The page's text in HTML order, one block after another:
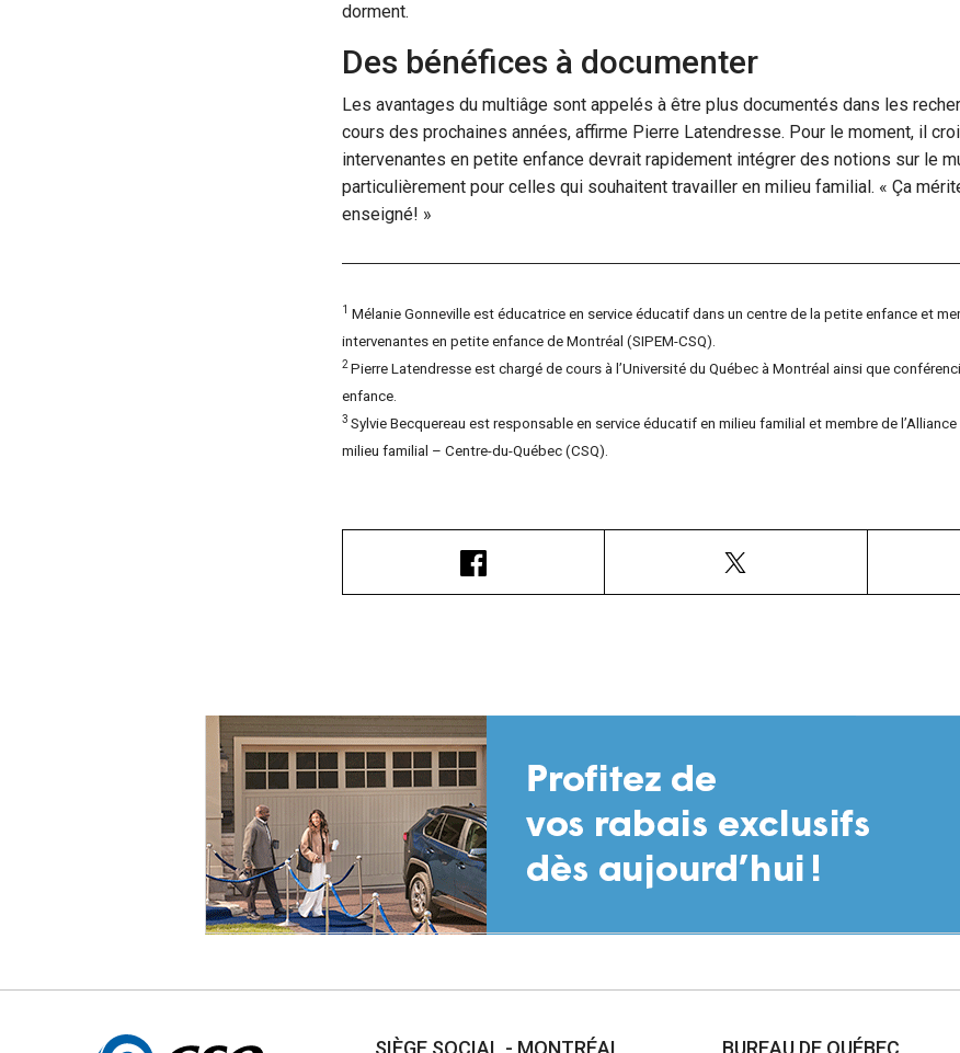
dorment.
Des bénéfices à documenter
Les avantages du multiâge sont appelés à être plus documentés dans les
cours des prochaines années, affirme Pierre Latendresse. Pour le moment, il
intervenantes en petite enfance devrait rapidement intégrer des notions sur le
particulièrement pour celles qui souhaitent travailler en milieu familial. « Ça
enseigné! »
1 Mélanie Gonneville est éducatrice en service éducatif dans un centre de la petite enfance et
intervenantes en petite enfance de Montréal (SIPEM-CSQ).
2 Pierre Latendresse est chargé de cours à l’Université du Québec à Montréal ainsi que
enfance.
3 Sylvie Becquereau est responsable en service éducatif en milieu familial et membre de
milieu familial – Centre-du-Québec (CSQ).
Autres SIÈGE SOCIAL - MONTRÉAL BUREAU DE QUÉBEC